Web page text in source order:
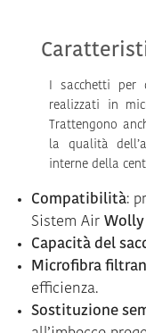
I sacchetti
realizzati in
Trattengono
la qualità
interne della
Compatibilità:
Sistem Air Wolly
Capacità del
Microfibra
efficienza.
Sostituzione